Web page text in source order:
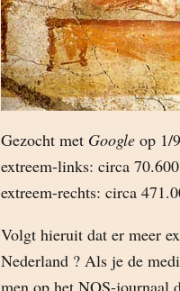
Gezocht met Google op 1/
extreem-links: circa 70.600
extreem-rechts: circa
Volgt hieruit dat er meer
Nederland ? Als je de
men op het NOS-journaal